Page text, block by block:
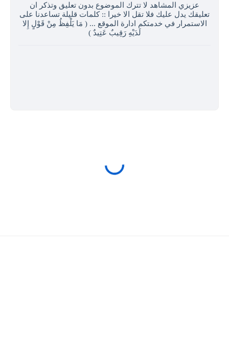
عزيزي المشاهد لا تترك الموضوع بدون تعليق وتذكر ان
تعليقك يدل عليك فلا تقل الا خيرا :: كلمات قليلة تساعدنا على
الاستمرار في خدمتكم ادارة الموقع ... ( مَا يَلْفِظُ مِنْ قَوْلٍ إِلا
لَدَيْهِ رَقِيبٌ عَتِيدٌ )